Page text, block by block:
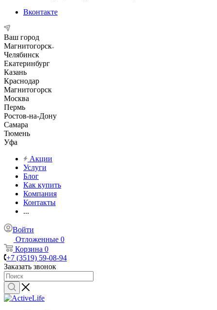
Вконтакте
Ваш город
Магнитогорск
Челябинск
Екатеринбург
Казань
Краснодар
Магнитогорск
Москва
Пермь
Ростов-на-Дону
Самара
Тюмень
Уфа
Акции
Услуги
Блог
Как купить
Компания
Контакты
...
Войти
Отложенные 0
Корзина 0
+7 (3519) 59-08-94
Заказать звонок